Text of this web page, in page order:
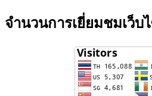
จำนวนการเยี่ยมชมเว็บ